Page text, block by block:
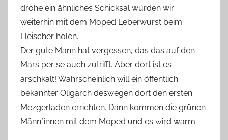
drohe ein ähnliches Schicksal würden wir
weiterhin mit dem Moped Leberwurst beim
Fleischer holen.
Der gute Mann hat vergessen, das das auf den
Mars per se auch zutrifft. Aber dort ist es
arschkalt! Wahrscheinlich will ein öffentlich
bekannter Oligarch deswegen dort den ersten
Mezgerladen errichten. Dann kommen die grünen
Männ*innen mit dem Moped und es wird warm.